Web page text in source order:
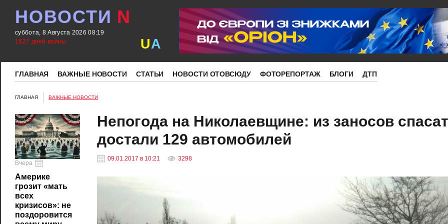
НОВОСТИ N
суббота, 8 Августа 2026 08:19
1627 дней войны
UA
ГЛАВНАЯ ВАЖНЫЕ НОВОСТИ СТАТЬИ НОВОСТИ ОТОВСЮДУ ФОТОРЕПОРТАЖ БЛОГИ ДТП
ГЛАВНАЯ ВАЖНЫЕ НОВОСТИ
Вчера
Америке
грозит «мать
всех
кризисов»: не
поздоровится
Непогода на Николаевщине: из заносов
достали 129 автомобилей
09.01.2017 в 10:21 3298